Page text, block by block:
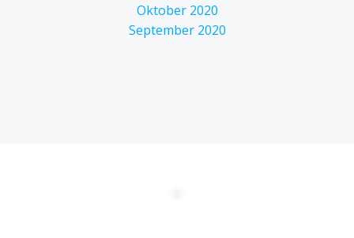
Oktober 2020
September 2020